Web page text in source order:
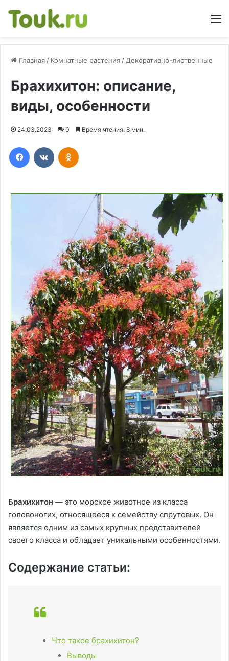
Главная / Комнатные растения / Декоративно-лиственные
Брахихитон: описание,
виды, особенности
24.03.2023 0 Время чтения: 8 мин.
Брахихитон — это морское животное из класса
головоногих, относящееся к семейству спрутовых. Он
является одним из самых крупных представителей
своего класса и обладает уникальными особенностями.
Содержание статьи:
Что такое брахихитон?
Выводы